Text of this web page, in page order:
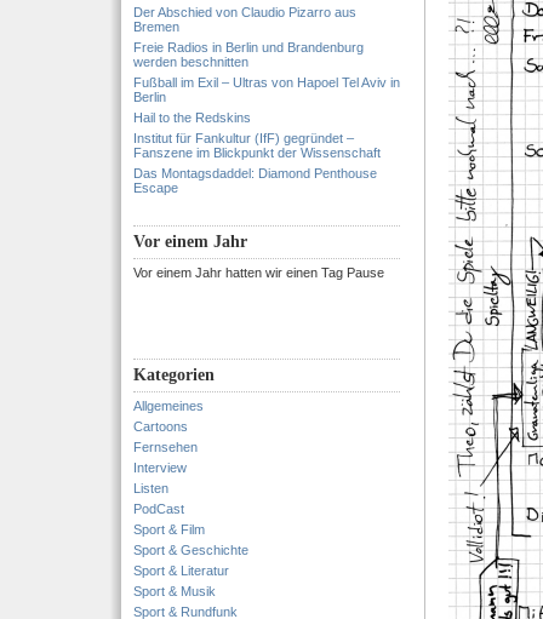
Der Abschied von Claudio Pizarro aus
Bremen
Freie Radios in Berlin und Brandenburg
werden beschnitten
Fußball im Exil – Ultras von Hapoel Tel Aviv in
Berlin
Hail to the Redskins
Institut für Fankultur (IfF) gegründet –
Fanszene im Blickpunkt der Wissenschaft
Das Montagsdaddel: Diamond Penthouse
Escape
Vor einem Jahr
Vor einem Jahr hatten wir einen Tag Pause
Kategorien
Allgemeines
Cartoons
Fernsehen
Interview
Listen
PodCast
Sport & Film
Sport & Geschichte
Sport & Literatur
Sport & Musik
Sport & Rundfunk